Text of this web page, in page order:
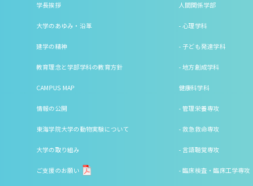
学長挨拶
大学のあゆみ・沿革
建学の精神
教育理念と学部学科の教育方針
CAMPUS MAP
情報の公開
東海学院大学の動物実験について
大学の取り組み
ご支援のお願い
人間関係学部
- 心理学科
- 子ども発達学科
- 地方創成学科
健康科学科
- 管理栄養専攻
- 救急救命専攻
- 言語聴覚専攻
- 臨床検査・臨床工学専攻